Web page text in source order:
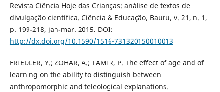
Revista Ciência Hoje das Crianças: análise de textos de
divulgação científica. Ciência & Educação, Bauru, v. 21, n. 1,
p. 199-218, jan-mar. 2015. DOI:
http://dx.doi.org/10.1590/1516-731320150010013
FRIEDLER, Y.; ZOHAR, A.; TAMIR, P. The effect of age and of
learning on the ability to distinguish between
anthropomorphic and teleological explanations.